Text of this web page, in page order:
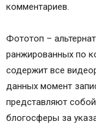
комментариев.
Фототоп –
ранжированных по
содержит все
данных момент
представляют
блогосферы за